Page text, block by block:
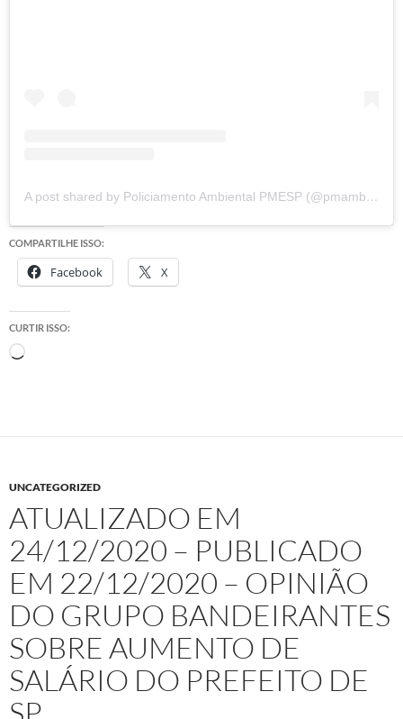
A post shared by Policiamento Ambiental PMESP (@pmambientalsp)
COMPARTILHE ISSO:
Facebook X
CURTIR ISSO:
Carregando...
UNCATEGORIZED
ATUALIZADO EM
24/12/2020 – PUBLICADO
EM 22/12/2020 – OPINIÃO
DO GRUPO BANDEIRANTES
SOBRE AUMENTO DE
SALÁRIO DO PREFEITO DE